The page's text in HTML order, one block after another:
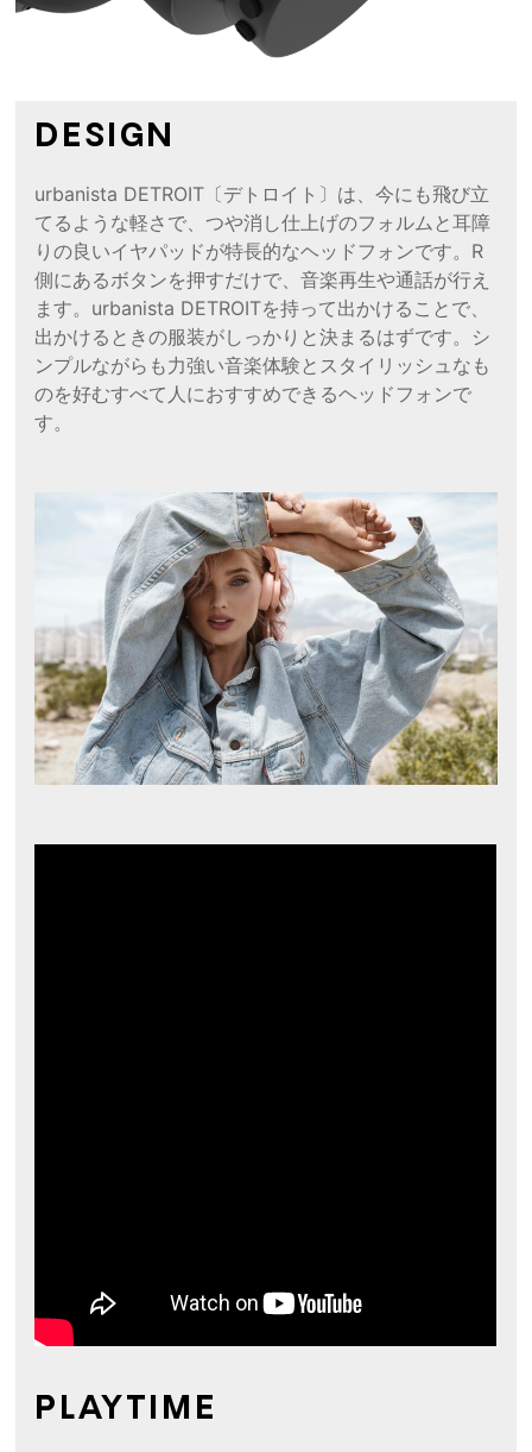
DESIGN
urbanista DETROIT〔デトロイト〕は、今にも飛び立
てるような軽さで、つや消し仕上げのフォルムと耳障
りの良いイヤパッドが特長的なヘッドフォンです。R
側にあるボタンを押すだけで、音楽再生や通話が行え
ます。urbanista DETROITを持って出かけることで、
出かけるときの服装がしっかりと決まるはずです。シ
ンプルながらも力強い音楽体験とスタイリッシュなも
のを好むすべて人におすすめできるヘッドフォンで
す。
PLAYTIME